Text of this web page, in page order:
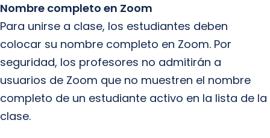
Nombre completo en Zoom
Para unirse a clase, los estudiantes deben
colocar su nombre completo en Zoom. Por
seguridad, los profesores no admitirán a
usuarios de Zoom que no muestren el nombre
completo de un estudiante activo en la lista de la
clase.